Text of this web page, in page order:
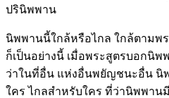
ปรินิพพาน
นิพพานนี้ใกล้หรือไกล ใกล้ตามพ
ก็เป็นอย่างนี้ เมื่อพระสูตรบอกนิ
ว่าในที่อื่น แห่งอื่นพยัญชนะอื่น นิ
ใคร ไกลสำหรับใคร ที่ว่านิพพาน